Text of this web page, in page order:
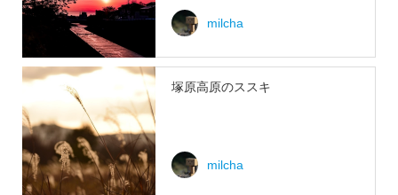
milcha
塚原高原のススキ
milcha